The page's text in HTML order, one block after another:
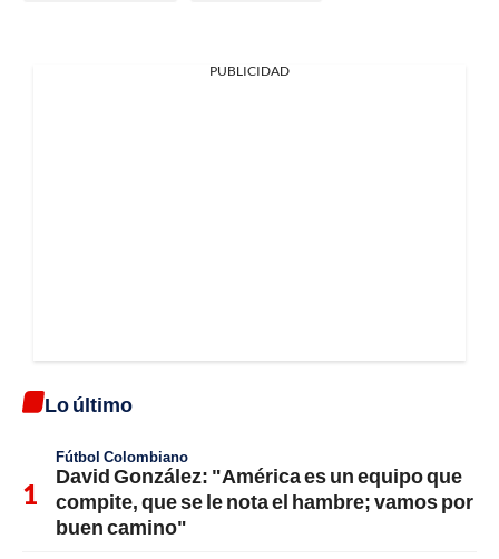
PUBLICIDAD
Lo último
Fútbol Colombiano
David González: "América es un equipo que
compite, que se le nota el hambre; vamos por
buen camino"